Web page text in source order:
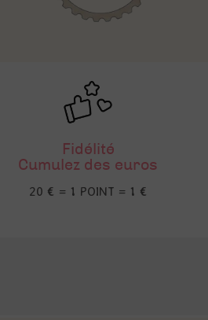
Fidélité
Cumulez des euros
20 € = 1 POINT = 1 €